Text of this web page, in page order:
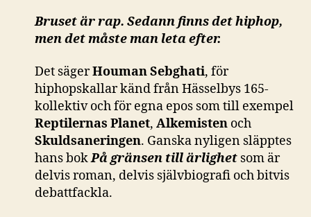
Bruset är rap. Sedann finns det hiphop,
men det måste man leta efter.
Det sägerHouman Sebghati, för
hiphopskallar känd från Hässelbys 165-
kollektiv och för egna epos som till exempel
Reptilernas Planet, Alkemisten och
Skuldsaneringen. Ganska nyligen släpptes
hans bokPå gränsen till ärlighet som är
delvis roman, delvis självbiografi och bitvis
debattfackla.